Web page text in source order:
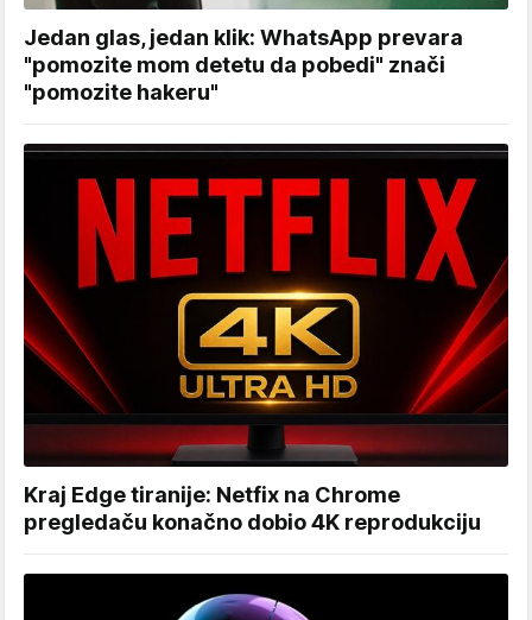
Jedan glas, jedan klik: WhatsApp prevara
"pomozite mom detetu da pobedi" znači
"pomozite hakeru"
Kraj Edge tiranije: Netfix na Chrome
pregledaču konačno dobio 4K reprodukciju